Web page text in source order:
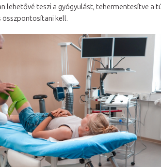
lehetővé teszi a gyógyulást, tehermentesítve
összpontosítani kell.